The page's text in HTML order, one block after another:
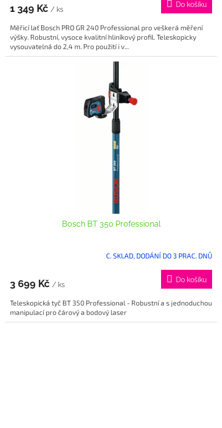
1 349 Kč / ks
Do košíku
Měřicí lať Bosch PRO GR 240 Professional pro veškerá měření
výšky. Robustní, vysoce kvalitní hliníkový profil. Teleskopicky
vysouvatelná do 2,4 m. Pro použití i v...
Bosch BT 350 Professional
C. SKLAD, DODÁNÍ DO 3 PRAC. DNŮ
3 699 Kč / ks
Do košíku
Teleskopická tyč BT 350 Professional - Robustní a s jednoduchou
manipulací pro čárový a bodový laser